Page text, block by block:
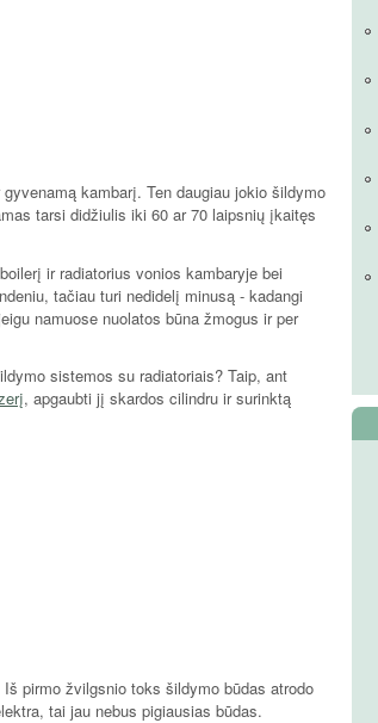
kambarį. Ten daugiau jokio šildymo
tarsi didžiulis iki 60 ar 70 laipsnių įkaitęs
ir radiatorius vonios kambaryje bei
tačiau turi nedidelį minusą - kadangi
namuose nuolatos būna žmogus ir per
sistemos su radiatoriais? Taip, ant
, apgaubti jį skardos cilindru ir surinktą
pirmo žvilgsnio toks šildymo būdas atrodo
tai jau nebus pigiausias būdas.